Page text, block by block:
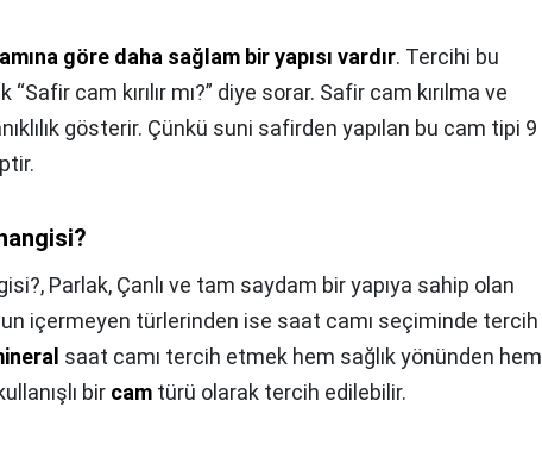
göre daha sağlam bir yapısı vardır. Tercihi bu
cam kırılır mı?” diye sorar. Safir cam kırılma ve
gösterir. Çünkü suni safirden yapılan bu cam tipi 9
Parlak, Çanlı ve tam saydam bir yapıya sahip olan
içermeyen türlerinden ise saat camı seçiminde tercih
saat camı tercih etmek hem sağlık yönünden hem
bir cam türü olarak tercih edilebilir.